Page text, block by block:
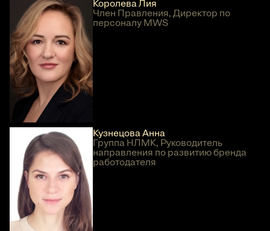
Королева Лия
Член Правления, Директор по
персоналу MWS
Кузнецова Анна
Группа НЛМК, Руководитель
направления по развитию бренда
работодателя